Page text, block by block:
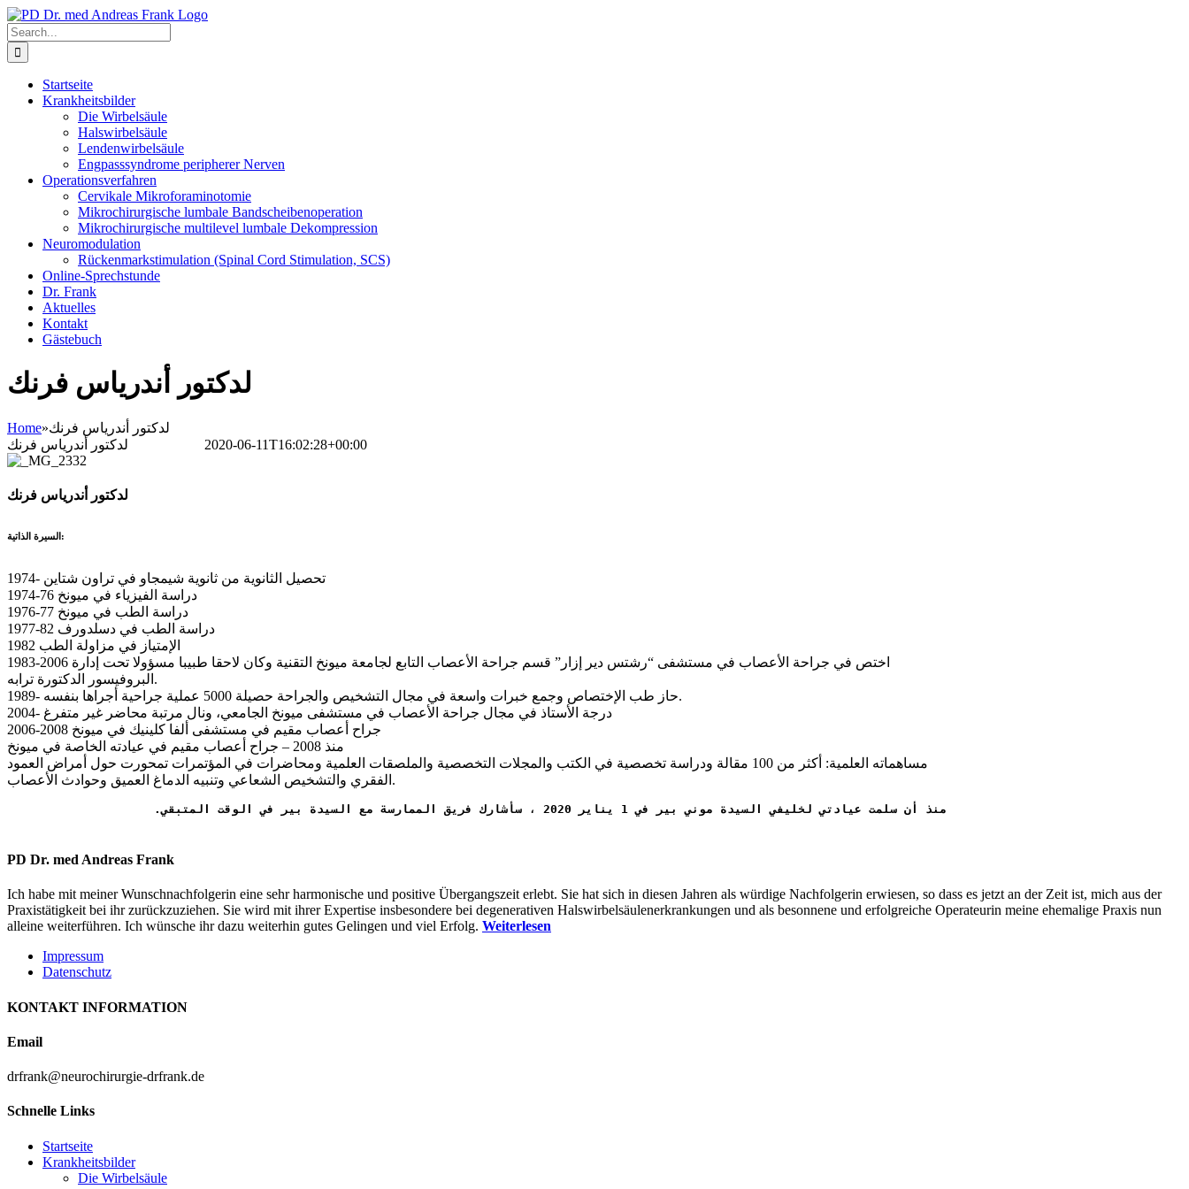
Skip
to
content
Search
for:
Startseite
Krankheitsbilder
Die Wirbelsäule
Halswirbelsäule
Lendenwirbelsäule
Engpasssyndrome peripherer Nerven
Operationsverfahren
Cervikale Mikroforaminotomie
Mikrochirurgische lumbale Bandscheibenoperation
Mikrochirurgische multilevel lumbale Dekompression
Neuromodulation
Rückenmarkstimulation (Spinal Cord Stimulation, SCS)
Online-Sprechstunde
Dr. Frank
Aktuelles
Kontakt
Gästebuch
لدكتور أندرياس فرنك
Home»لدكتور أندرياس فرنك
لدكتور أندرياس فرنك
2020-06-11T16:02:28+00:00
لدكتور أندرياس فرنك
السيرة الذاتية:
1974- تحصيل الثانوية من ثانوية شيمجاو في تراون شتاين
1974-76 دراسة الفيزياء في ميونخ
1976-77 دراسة الطب في ميونخ
1977-82 دراسة الطب في دسلدورف
1982 الإمتياز في مزاولة الطب
1983-2006 اختص في جراحة الأعصاب في مستشفى “رشتس دير إزار” قسم جراحة الأعصاب التابع لجامعة ميونخ التقنية وكان لاحقا طبيبا مسؤولا تحت إدارة
البروفيسور الدكتورة ترابه.
1989- حاز طب الإختصاص وجمع خبرات واسعة في مجال التشخيص والجراحة حصيلة 5000 عملية جراحية أجراها بنفسه.
2004- درجة الأستاذ في مجال جراحة الأعصاب في مستشفى ميونخ الجامعي، ونال مرتبة محاضر غير متفرغ
2006-2008 جراح أعصاب مقيم في مستشفى ألفا كلينيك في ميونخ
منذ 2008 – جراح أعصاب مقيم في عيادته الخاصة في ميونخ
مساهماته العلمية: أكثر من 100 مقالة ودراسة تخصصية في الكتب والمجلات التخصصية والملصقات العلمية ومحاضرات في المؤتمرات تمحورت حول أمراض العمود
الفقري والتشخيص الشعاعي وتنبيه الدماغ العميق وحوادث الأعصاب.
منذ أن سلمت عيادتي لخليفي السيدة موني بير في 1 يناير 2020 ، سأشارك فريق الممارسة مع السيدة بير في الوقت المتبقي.
PD Dr. med Andreas Frank
Ich habe mit meiner Wunschnachfolgerin eine sehr harmonische und positive Übergangszeit erlebt. Sie hat sich in diesen Jahren als würdige Nachfolgerin erwiesen, so dass es jetzt an der Zeit ist, mich aus der
Praxistätigkeit bei ihr zurückzuziehen. Sie wird mit ihrer Expertise insbesondere bei degenerativen Halswirbelsäulenerkrankungen und als besonnene und erfolgreiche Operateurin meine ehemalige Praxis nun
alleine weiterführen. Ich wünsche ihr dazu weiterhin gutes Gelingen und viel Erfolg. Weiterlesen
Impressum
Datenschutz
KONTAKT INFORMATION
Email
drfrank@neurochirurgie-drfrank.de
Schnelle Links
Startseite
Krankheitsbilder
Die Wirbelsäule